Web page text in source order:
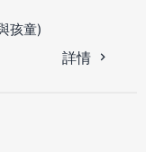
孩童)
詳情